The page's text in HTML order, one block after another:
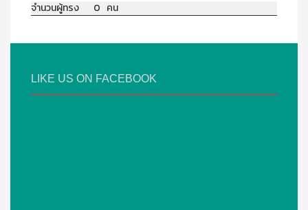
จำนวนผู้ทรง 0 คน
LIKE US ON FACEBOOK